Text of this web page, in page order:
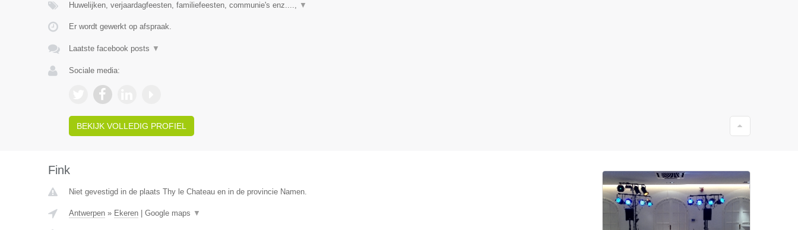
Huwelijken, verjaardagfeesten, familiefeesten, communie's enz...., ▼
Er wordt gewerkt op afspraak.
Laatste facebook posts ▼
Sociale media:
BEKIJK VOLLEDIG PROFIEL
Fink
Niet gevestigd in de plaats Thy le Chateau en in de provincie Namen.
Antwerpen» Ekeren| Google maps ▼